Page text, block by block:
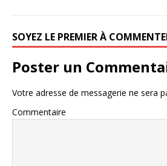
SOYEZ LE PREMIER À
Poster un
Votre adresse de messagerie ne sera
Commentaire